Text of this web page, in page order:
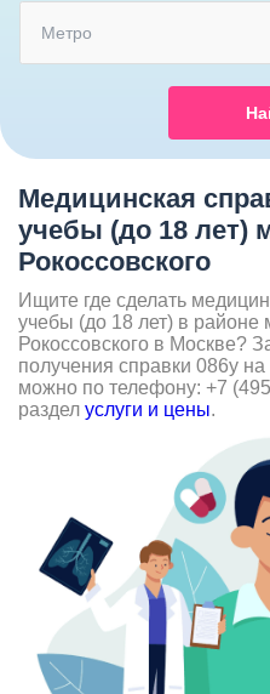
Метро
Медицинская
учебы (до 18 лет)
Рокоссовского
Ищите где сделать
учебы (до 18 лет) в районе
Рокоссовского в Москве?
получения справки 086у
можно по телефону: +7
раздел услуги и цены.